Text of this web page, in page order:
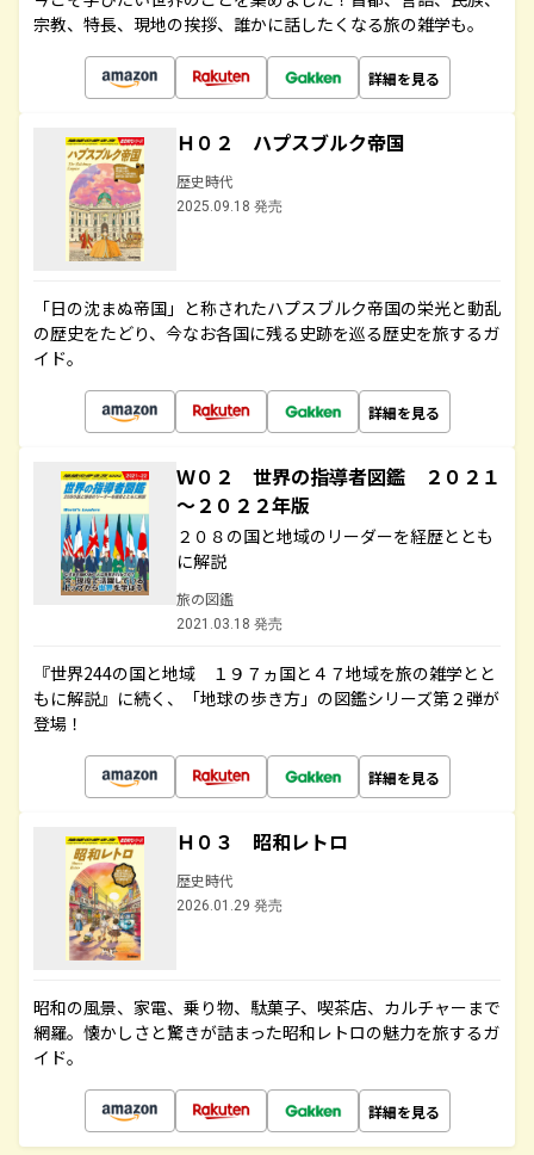
宗教、特長、現地の挨拶、誰かに話したくなる旅の雑学も。
詳細を見る
Ｈ０２ ハプスブルク帝国
歴史時代
2025.09.18 発売
「日の沈まぬ帝国」と称されたハプスブルク帝国の栄光と動乱
の歴史をたどり、今なお各国に残る史跡を巡る歴史を旅するガ
イド。
詳細を見る
Ｗ０２ 世界の指導者図鑑 ２０２１
～２０２２年版
２０８の国と地域のリーダーを経歴ととも
に解説
旅の図鑑
2021.03.18 発売
『世界244の国と地域 １９７ヵ国と４７地域を旅の雑学とと
もに解説』に続く、「地球の歩き方」の図鑑シリーズ第２弾が
登場！
詳細を見る
Ｈ０３ 昭和レトロ
歴史時代
2026.01.29 発売
昭和の風景、家電、乗り物、駄菓子、喫茶店、カルチャーまで
網羅。懐かしさと驚きが詰まった昭和レトロの魅力を旅するガ
イド。
詳細を見る